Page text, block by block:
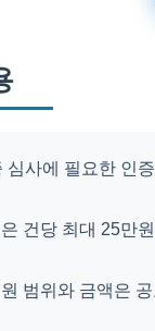
심사에 필요한 인
건당 최대 25만
범위와 금액은